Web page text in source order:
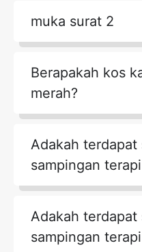
muka surat 2
Berapakah kos
merah?
Adakah terdapat
sampingan
Adakah terdapat
sampingan